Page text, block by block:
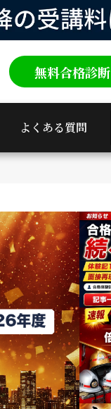
無料合格診断
よくある質問